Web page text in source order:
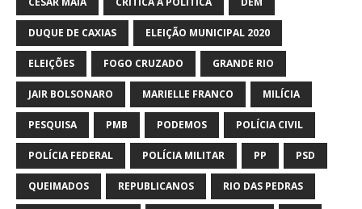
DUQUE DE CAXIAS ELEIÇÃO MUNICIPAL 2020
ELEIÇÕES FOGO CRUZADO GRANDE RIO
JAIR BOLSONARO MARIELLE FRANCO MILÍCIA
PESQUISA PMB PODEMOS POLÍCIA CIVIL
POLÍCIA FEDERAL POLÍCIA MILITAR PP PSD
QUEIMADOS REPUBLICANOS RIO DAS PEDRAS